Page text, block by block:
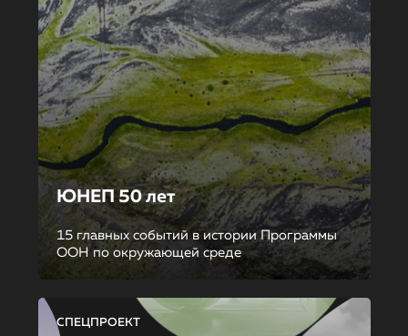
ЮНЕП 50 лет
15 главных событий в истории Программы
ООН по окружающей среде
СПЕЦПРОЕКТ